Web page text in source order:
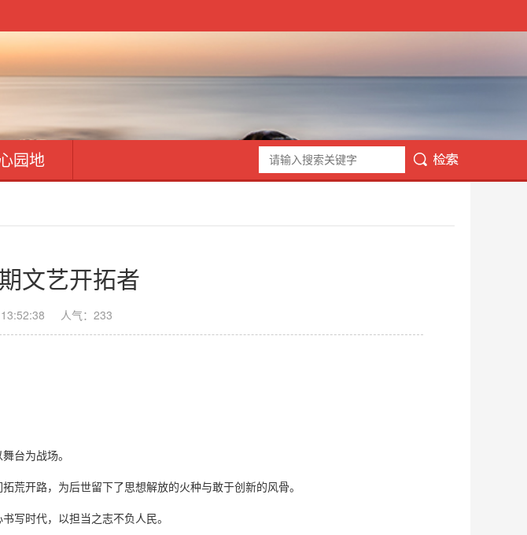
园地
文艺开拓者
人气：233
台为战场。
荒开路，为后世留下了思想解放的火种与敢于创新的风骨。
写时代，以担当之志不负人民。